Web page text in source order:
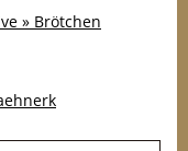
» Brötchen